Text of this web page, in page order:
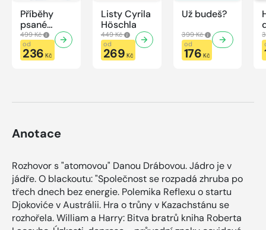
Příběhy
psané
modrou
krví
499 Kč
od
236 Kč
Listy Cyrila
Höschla
449 Kč
od
269 Kč
Už budeš?
399 Kč
od
176 Kč
Anotace
Rozhovor s "atomovou" Danou Drábovou. Jádro je v
jádře. O blackoutu: "Společnost se rozpadá zhruba po
třech dnech bez energie. Polemika Reflexu o startu
Djokoviće v Austrálii. Hra o trůny v Kazachstánu se
rozhořela. William a Harry: Bitva bratrů kniha Roberta